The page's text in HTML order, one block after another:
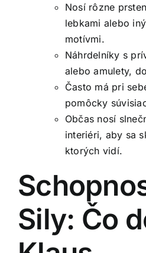
Nosí rôzne
lebkami alebo
motívmi.
Náhrdelníky s
alebo amulety,
Často má pri
pomôcky
Občas nosí
interiéri, aby sa
ktorých vidí.
Sily: Čo